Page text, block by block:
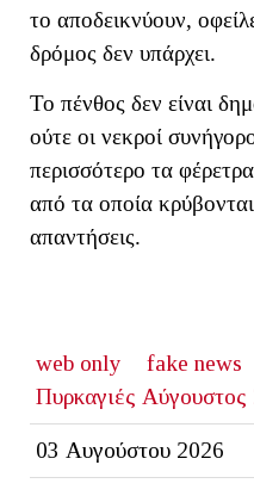
το αποδεικνύουν,
δρόμος δεν υπάρχει.
Το πένθος δεν είναι
ούτε οι νεκροί
περισσότερο τα
από τα οποία
απαντήσεις.
web only
fake news
Πυρκαγιές Αύγουστος
03 Αυγούστου 2026